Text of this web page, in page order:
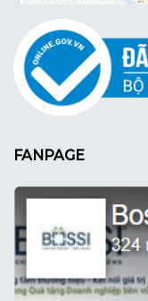
FANPAGE